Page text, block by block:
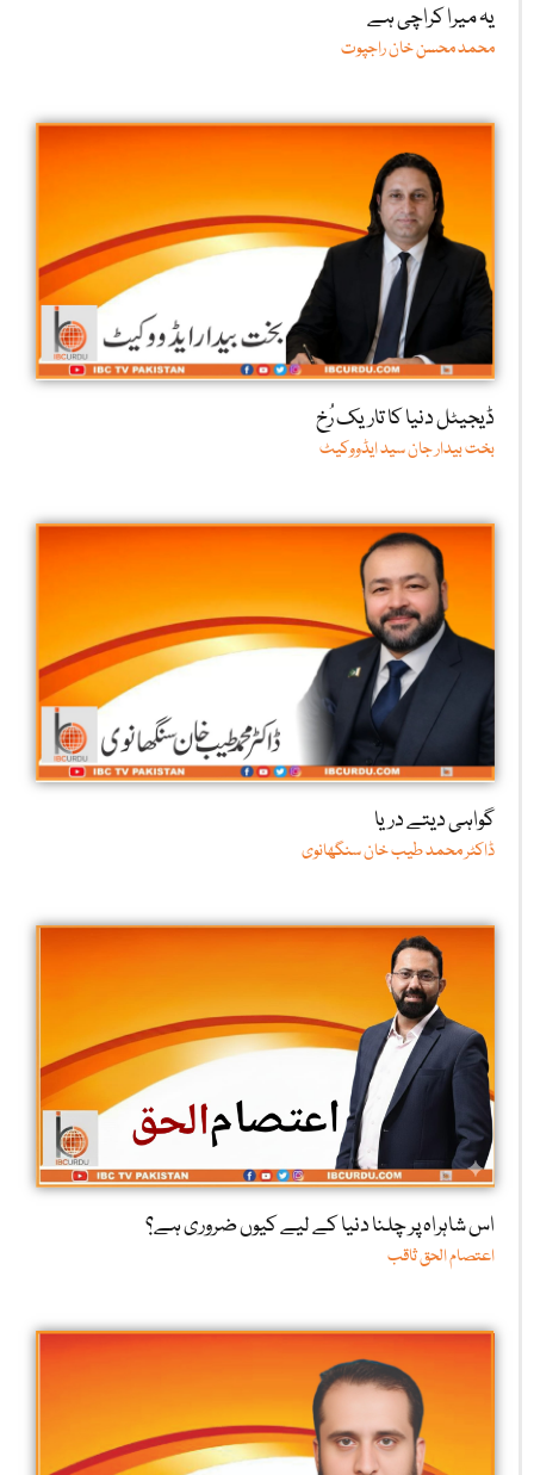
یہ میرا کراچی ہے
محمد محسن خان راجپوت
ڈیجیٹل دنیا کا تاریک رُخ
بخت بیدار جان سید ایڈووکیٹ
گواہی دیتے دریا
ڈاکٹر محمد طیب خان سنگھانوی
اس شاہراہ پر چلنا دنیا کے لیے کیوں ضروری ہے؟
اعتصام الحق ثاقب